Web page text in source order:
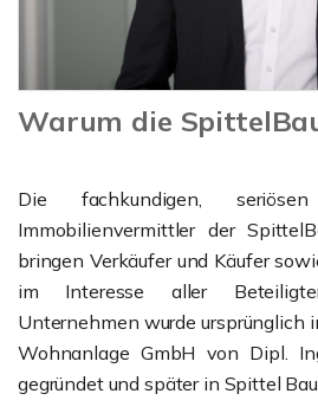
Warum die
Die fachkundigen,
Immobilienvermittler der
bringen Verkäufer und Käufer
im Interesse aller
Unternehmen wurde ursprünglich
Wohnanlage GmbH von Dipl.
gegründet und später in Spittel